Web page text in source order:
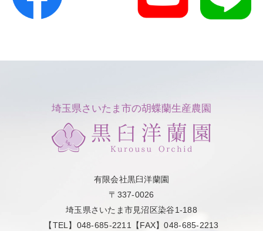
埼玉県さいたま市の胡蝶蘭生産農園
有限会社黒臼洋蘭園
〒337-0026
埼玉県さいたま市見沼区染谷1-188
【TEL】048-685-2211【FAX】048-685-2213